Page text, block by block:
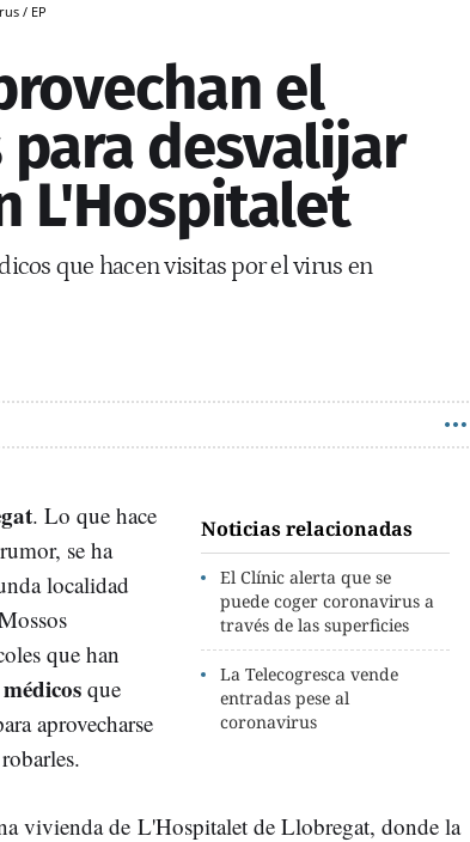
/ EP
el
desvalijar
L'Hospitalet
que hacen visitas por el virus en
Noticias relacionadas
El Clínic alerta que se
puede coger coronavirus a
través de las superficies
La Telecogresca vende
entradas pese al
coronavirus
. Lo que hace
se ha
localidad
que han
que
aprovecharse
vivienda de L'Hospitalet de Llobregat, donde la